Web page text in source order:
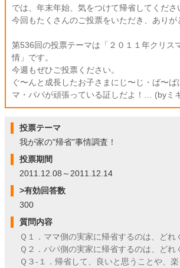
では、年末年始、気をつけて帰省してくださ
今回もたくさんのご投票をいただき、ありが
第536回の投票テーマは「２０１１年クリス
情」です。
今週もぜひご投票ください。
ぐ〜んと成長したお子さまにじ〜じ・ば〜
マ・パパが頑張っている証しだよ！… (byミ
投票テーマ
我が家の"帰省"事情調査！
投票期間
2011.12.08～2011.12.14
>有効回答数
300
質問内容
Ｑ１．ママ側の実家に帰省するのは、どれ
Ｑ２．パパ側の実家に帰省するのは、どれ
Ｑ３-１．帰省して、良いと思うことや、